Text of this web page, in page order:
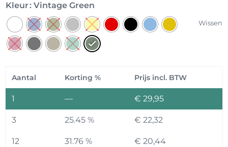
Kleur: Vintage Green
Wissen
Aantal Korting % Prijs incl. BTW
1 — € 29,95
3 25.45 % € 22,32
12 31.76 % € 20,44